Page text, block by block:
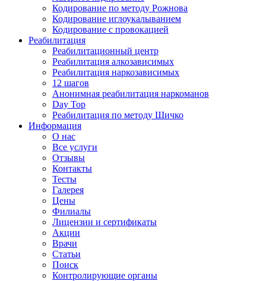
Кодирование по методу Рожнова
Кодирование иглоукалыванием
Кодирование с провокацией
Реабилитация
Реабилитационный центр
Реабилитация алкозависимых
Реабилитация наркозависимых
12 шагов
Анонимная реабилитация наркоманов
Day Top
Реабилитация по методу Шичко
Информация
О нас
Все услуги
Отзывы
Контакты
Тесты
Галерея
Цены
Филиалы
Лицензии и сертификаты
Акции
Врачи
Статьи
Поиск
Контролирующие органы